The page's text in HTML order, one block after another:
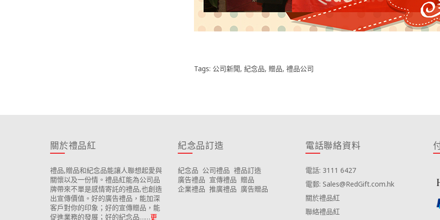
Tags: 公司新聞, 紀念品, 贈品, 禮品公司
關於禮品紅
禮品,贈品和紀念品能讓人聯想起愛與
關懷以及一份情。禮品紅能為公司品
牌帶來不單是感情寄託的禮品,也創造
出宣傳價值。好的廣告禮品，能加深
客戶對你的印象；好的宣傳贈品，能
促進業務的發展；好的紀念品……更
紀念品訂造
紀念品 公司禮品 禮品訂造
廣告禮品 宣傳禮品 贈品
企業禮品 推廣禮品 廣告贈品
電話聯絡資料
電話: 3111 6427
電郵: Sales@RedGift.com.hk
關於禮品紅
聯絡禮品紅